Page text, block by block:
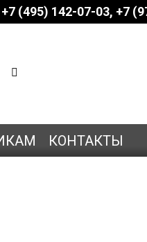
+7 (495) 142-07-03 ‎‎+7
КОНТАКТЫ